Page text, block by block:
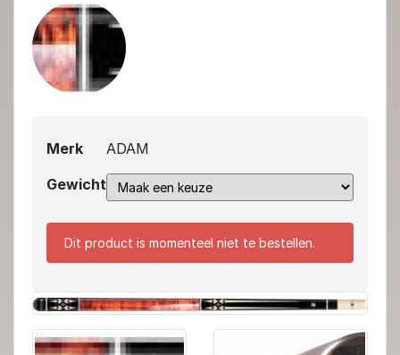
Merk
ADAM
Gewicht
Dit product is momenteel niet te bestellen.